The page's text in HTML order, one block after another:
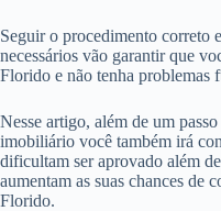
Seguir o procedimento correto
necessários vão garantir que
Florido e não tenha problemas
Nesse artigo, além de um
imobiliário você também irá
dificultam ser aprovado além
aumentam as suas chances de
Florido.